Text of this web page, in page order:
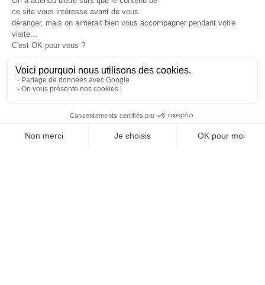
JE DÉCOUVRE LE GROUPE
SUIVEZ-NOUS